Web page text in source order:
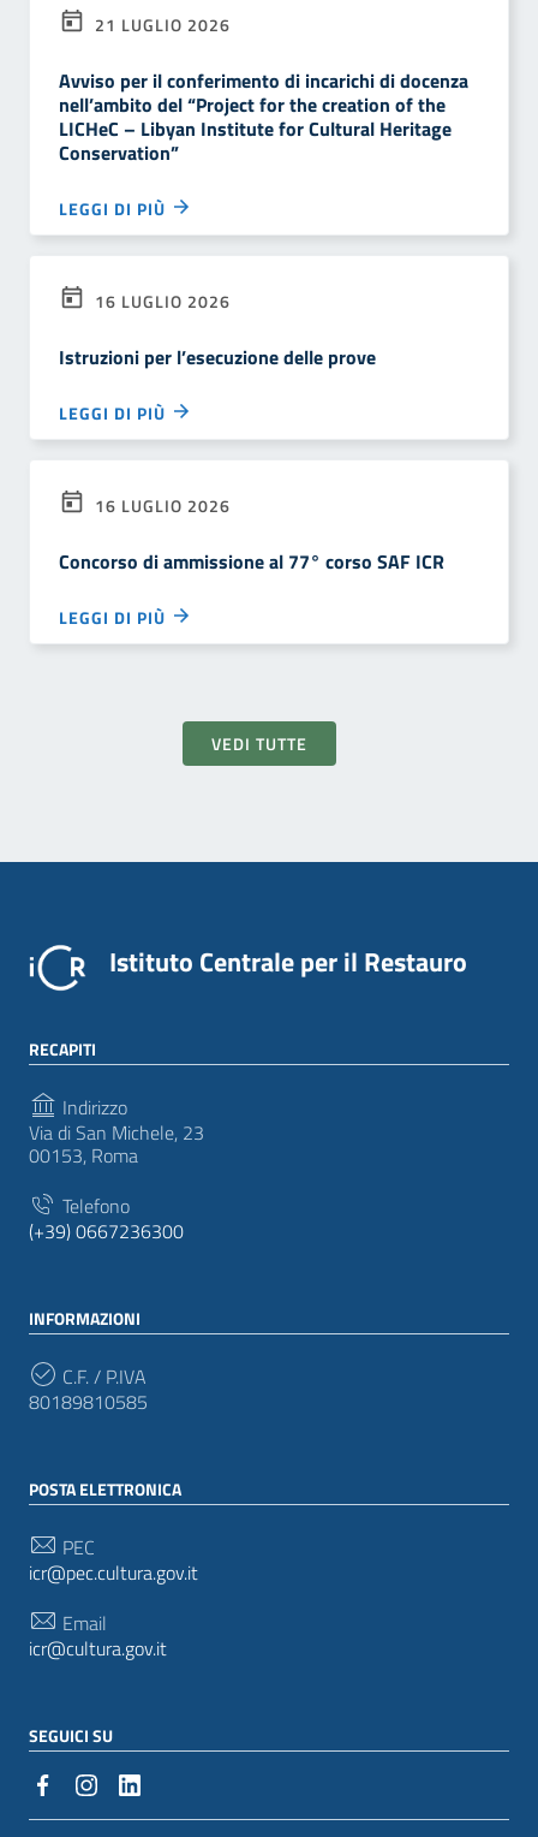
21 LUGLIO 2026
Avviso per il conferimento di incarichi di docenza
nell’ambito del “Project for the creation of the
LICHeC – Libyan Institute for Cultural Heritage
Conservation”
LEGGI DI PIÙ
16 LUGLIO 2026
Istruzioni per l’esecuzione delle prove
LEGGI DI PIÙ
16 LUGLIO 2026
Concorso di ammissione al 77° corso SAF ICR
LEGGI DI PIÙ
VEDI TUTTE
Istituto Centrale per il Restauro
RECAPITI
Indirizzo
Via di San Michele, 23
00153, Roma
Telefono
(+39) 0667236300
INFORMAZIONI
C.F. / P.IVA
80189810585
POSTA ELETTRONICA
PEC
icr@pec.cultura.gov.it
Email
icr@cultura.gov.it
SEGUICI SU